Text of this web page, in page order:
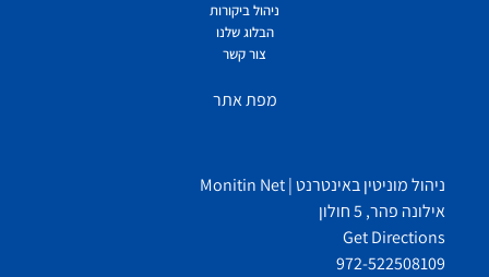
ניהול ביקורות
הבלוג שלנו
צור קשר
מפת אתר
ניהול מוניטין באינטרנט | Monitin Net
אילונה פהר, 5 חולון
Get Directions
972-522508109